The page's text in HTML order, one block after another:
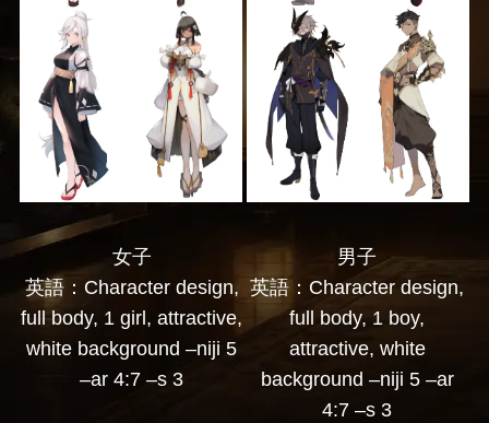
女子
英語：Character design,
full body, 1 girl, attractive,
white background –niji 5
–ar 4:7 –s 3
男子
英語：Character design,
full body, 1 boy,
attractive, white
background –niji 5 –ar
4:7 –s 3